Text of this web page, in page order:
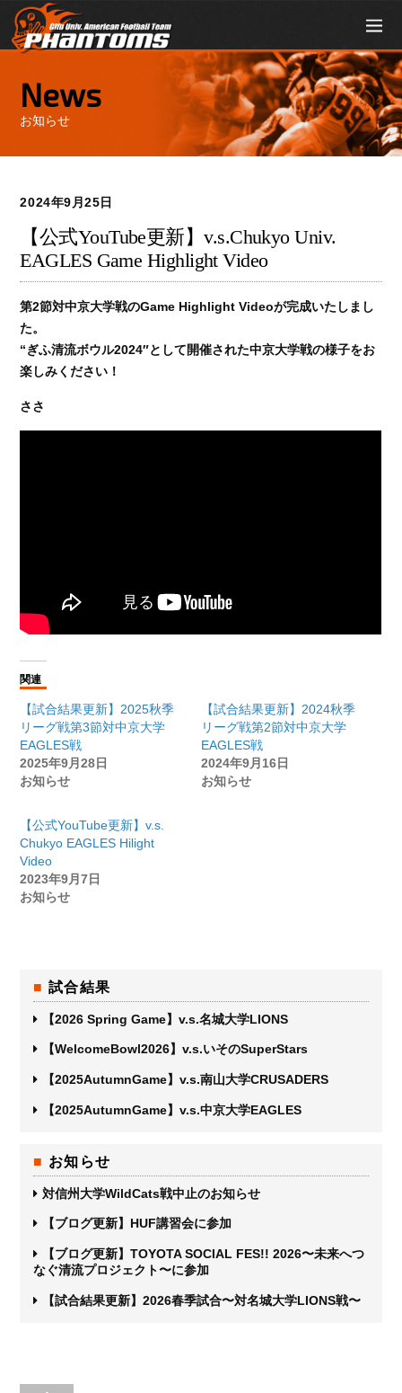
News
お知らせ
2024年9月25日
【公式YouTube更新】v.s.Chukyo Univ.
EAGLES Game Highlight Video
第2節対中京大学戦のGame Highlight Videoが完成いたしまし
た。
“ぎふ清流ボウル2024″として開催された中京大学戦の様子をお
楽しみください！
ささ
関連
【試合結果更新】2025秋季
リーグ戦第3節対中京大学
EAGLES戦
2025年9月28日
お知らせ
【試合結果更新】2024秋季
リーグ戦第2節対中京大学
EAGLES戦
2024年9月16日
お知らせ
【公式YouTube更新】v.s.
Chukyo EAGLES Hilight
Video
2023年9月7日
お知らせ
試合結果
【2026 Spring Game】v.s.名城大学LIONS
【WelcomeBowl2026】v.s.いそのSuperStars
【2025AutumnGame】v.s.南山大学CRUSADERS
【2025AutumnGame】v.s.中京大学EAGLES
お知らせ
対信州大学WildCats戦中止のお知らせ
【ブログ更新】HUF講習会に参加
【ブログ更新】TOYOTA SOCIAL FES!! 2026〜未来へつ
なぐ清流プロジェクト〜に参加
【試合結果更新】2026春季試合〜対名城大学LIONS戦〜